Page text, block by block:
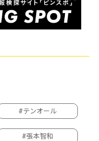
#テンオール
#張本智和